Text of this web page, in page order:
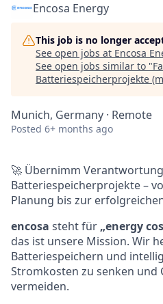
Encosa Energy
This job is no longer
See open jobs at Encosa
See open jobs similar to "
Batteriespeicherprojekte
Munich, Germany · Remote
Posted 6+ months ago
🚀 Übernimm
Batteriespeicherprojekte –
Planung bis zur
encosa steht für „energy
das ist unsere Mission. Wir
Batteriespeichern und
Stromkosten zu senken und
vermeiden.